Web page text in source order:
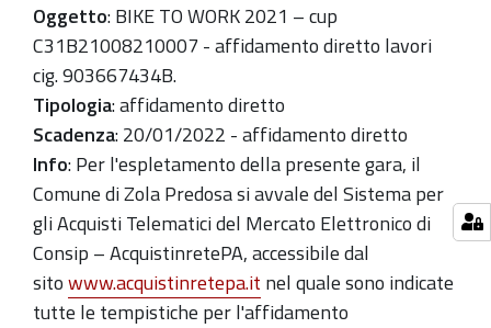
Oggetto: BIKE TO WORK 2021 – cup
C31B21008210007 - affidamento diretto lavori
cig. 903667434B.
Tipologia: affidamento diretto
Scadenza: 20/01/2022 - affidamento diretto
Info:Per l'espletamento della presente gara, il
Comune di Zola Predosa si avvale del Sistema per
gli Acquisti Telematici del Mercato Elettronico di
Consip – AcquistinretePA, accessibile dal
sitowww.acquistinretepa.it nel quale sono indicate
tutte le tempistiche per l'affidamento